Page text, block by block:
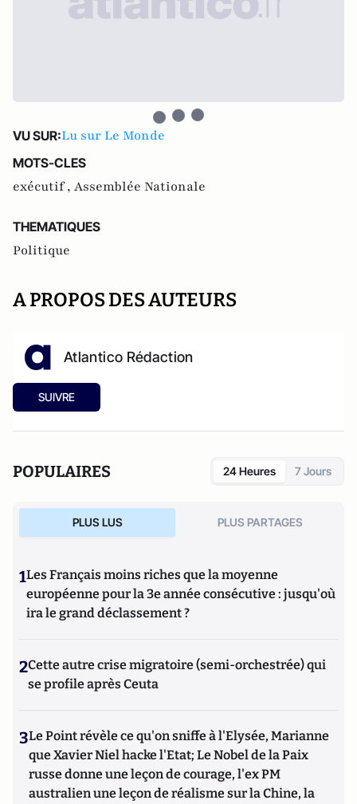
VU SUR:Lu sur Le Monde
MOTS-CLES
exécutif , Assemblée Nationale
THEMATIQUES
Politique
A PROPOS DES AUTEURS
Atlantico Rédaction
SUIVRE
POPULAIRES 24 Heures 7 Jours
PLUS LUS PLUS PARTAGES
1Les Français moins riches que la moyenne
européenne pour la 3e année consécutive : jusqu'où
ira le grand déclassement ?
2Cette autre crise migratoire (semi-orchestrée) qui
se profile après Ceuta
3Le Point révèle ce qu'on sniffe à l'Elysée, Marianne
que Xavier Niel hacke l'Etat; Le Nobel de la Paix
russe donne une leçon de courage, l'ex PM
australien une leçon de réalisme sur la Chine, la